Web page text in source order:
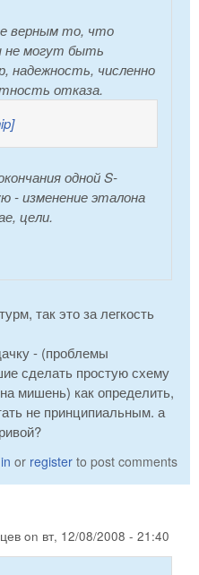
верным то, что
не могут быть
надежность, численно
отказа.
одной S-
- изменение эталона
цели.
так это за легкость
- (проблемы
сделать простую схему
мишень) как определить,
не принципиальным. а
or register to post comments
on вт, 12/08/2008 - 21:40